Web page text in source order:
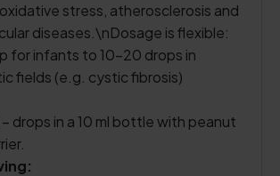
stress, atherosclerosis and
diseases. \nDosage is flexible:
for infants to 10–20 drops in
fields (e.g. cystic fibrosis)
drops in a 10 ml bottle with peanut